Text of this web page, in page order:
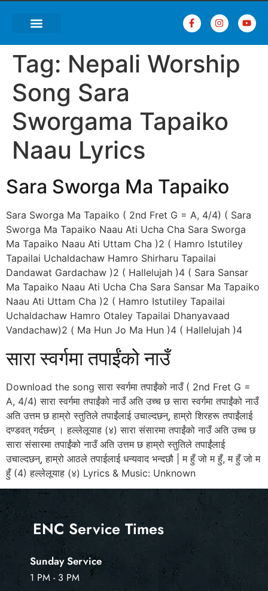
Tag: Nepali Worship
Song Sara
Sworgama Tapaiko
Naau Lyrics
Sara Sworga Ma Tapaiko
Sara Sworga Ma Tapaiko ( 2nd Fret G = A, 4/4) ( Sara
Sworga Ma Tapaiko Naau Ati Ucha Cha Sara Sworga
Ma Tapaiko Naau Ati Uttam Cha )2 ( Hamro Istutiley
Tapailai Uchaldachaw Hamro Shirharu Tapailai
Dandawat Gardachaw )2 ( Hallelujah )4 ( Sara Sansar
Ma Tapaiko Naau Ati Ucha Cha Sara Sansar Ma Tapaiko
Naau Ati Uttam Cha )2 ( Hamro Istutiley Tapailai
Uchaldachaw Hamro Otaley Tapailai Dhanyavaad
Vandachaw)2 ( Ma Hun Jo Ma Hun )4 ( Hallelujah )4
सारा स्वर्गमा तपाईंको नाउँ
Download the song सारा स्वर्गमा तपाईंको नाउँ ( 2nd Fret G =
A, 4/4) सारा स्वर्गमा तपाईंको नाउँ अति उच्च छ सारा स्वर्गमा तपाईंको नाउँ
अति उत्तम छ हाम्रो स्तुतिले तपाईंलाई उचाल्दछन्‌, हाम्रो शिरहरू तपाईंलाई
दण्डवत्‌ गर्दछन्‌ । हल्लेलूयाह (४) सारा संसारमा तपाईंको नाउँ अति उच्च छ
सारा संसारमा तपाईंको नाउँ अति उत्तम छ हाम्रो स्तुतिले तपाईंलाई
उचाल्दछन्‌, हाम्रो आठले तपाईलाई धन्यवाद भन्दछौ | म हुँ जो म हुँ, म हुँ जो म
हुँ (4) हल्लेलूयाह (४) Lyrics & Music: Unknown
ENC Service Times
Sunday Service
1 PM - 3 PM